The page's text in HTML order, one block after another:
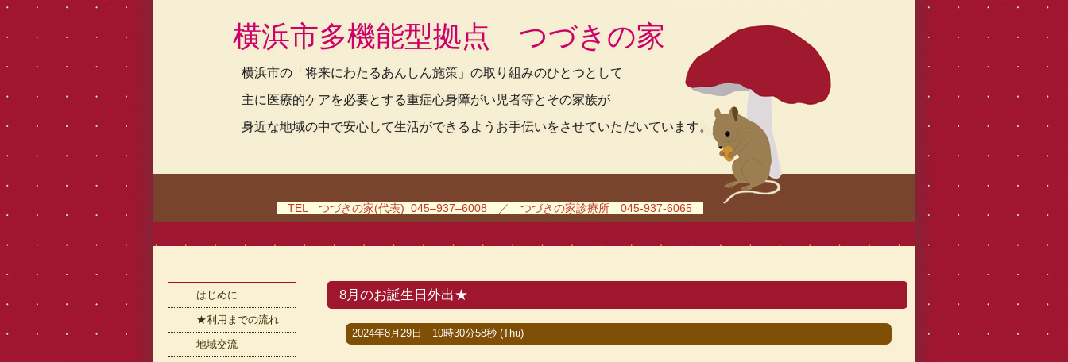
横浜市多機能型拠点 つづきの家
横浜市の「将来にわたるあんしん施策」の取り組みのひとつとして
主に医療的ケアを必要とする重症心身障がい児者等とその家族が
身近な地域の中で安心して生活ができるようお手伝いをさせていただいています。
TEL つづきの家(代表) 045–937–6008 ／ つづきの家診療所 045-937-6065
8月のお誕生日外出★
2024年8月29日 10時30分58秒 (Thu)
はじめに…
★利用までの流れ
地域交流